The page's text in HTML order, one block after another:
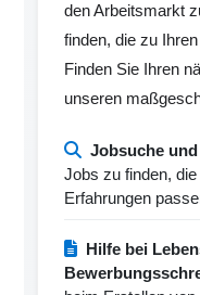
den Arbeitsmarkt
finden, die zu
Finden Sie Ihren
unseren
Jobsuche
Jobs zu finden,
Erfahrungen
Hilfe bei